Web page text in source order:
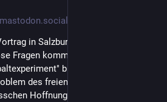
in Salzburg gehalten. Wenn
Fragen kommen, von "was wäre bei
bis zu "hilft
des freien Willens", dann hat
Hoffnung für die Menschheit.